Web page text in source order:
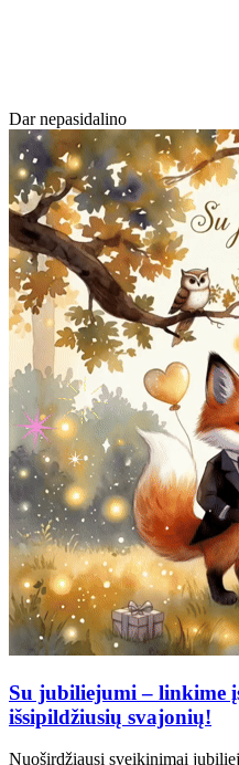
Dar nepasidalino
Su jubiliejumi – linkime
išsipildžiusių svajonių!
Nuoširdžiausi sveikinimai